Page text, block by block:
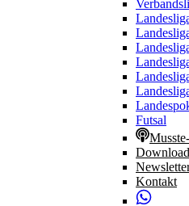
Futsal
Kontakt